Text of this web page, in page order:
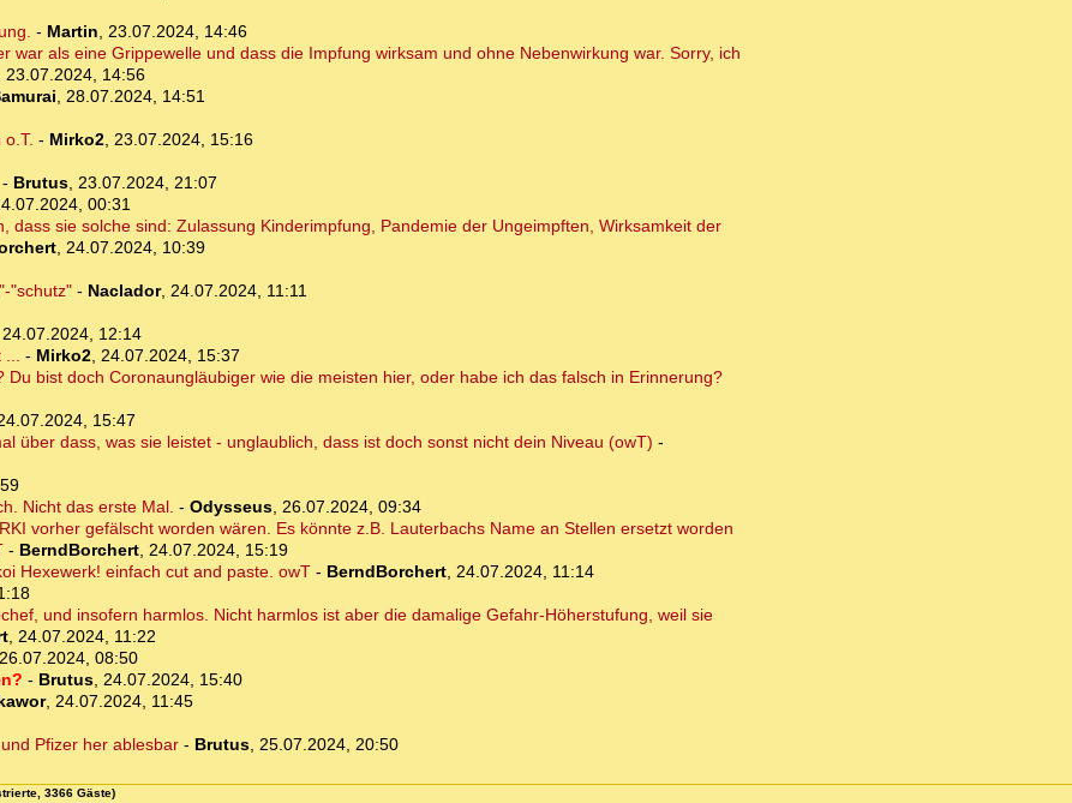
- Martin, 23.07.2024, 14:46
war als eine Grippewelle und dass die Impfung wirksam und ohne Nebenwirkung war. Sorry, ich
23.07.2024, 14:56
, 28.07.2024, 14:51
- Mirko2, 23.07.2024, 15:16
- Brutus, 23.07.2024, 21:07
00:31
dass sie solche sind: Zulassung Kinderimpfung, Pandemie der Ungeimpften, Wirksamkeit der
, 24.07.2024, 10:39
"schutz"- Naclador, 24.07.2024, 11:11
24.07.2024, 12:14
... - Mirko2, 24.07.2024, 15:37
bist doch Coronaungläubiger wie die meisten hier, oder habe ich das falsch in Erinnerung?
15:47
über dass, was sie leistet - unglaublich, dass ist doch sonst nicht dein Niveau (owT) -
Nicht das erste Mal. - Odysseus, 26.07.2024, 09:34
vorher gefälscht worden wären. Es könnte z.B. Lauterbachs Name an Stellen ersetzt worden
- BerndBorchert, 24.07.2024, 15:19
Hexewerk! einfach cut and paste. owT- BerndBorchert, 24.07.2024, 11:14
und insofern harmlos. Nicht harmlos ist aber die damalige Gefahr-Höherstufung, weil sie
, 24.07.2024, 11:22
26.07.2024, 08:50
- Brutus, 24.07.2024, 15:40
, 24.07.2024, 11:45
Pfizer her ablesbar- Brutus, 25.07.2024, 20:50
3366 Gäste)